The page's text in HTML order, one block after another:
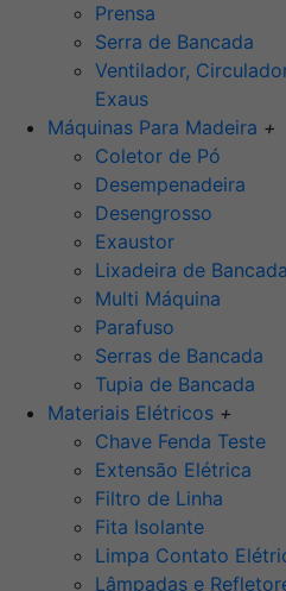
Prensa
Serra de Bancada
Ventilador,
Exaus
Máquinas Para Madeira +
Coletor de Pó
Desempenadeira
Desengrosso
Exaustor
Lixadeira de Bancada
Multi Máquina
Parafuso
Serras de Bancada
Tupia de Bancada
Materiais Elétricos +
Chave Fenda Teste
Extensão Elétrica
Filtro de Linha
Fita Isolante
Limpa Contato
Lâmpadas e